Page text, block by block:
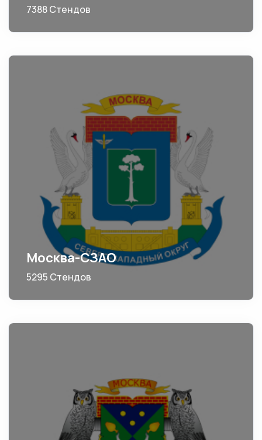
7388 Стендов
Москва-СЗАО
5295 Стендов